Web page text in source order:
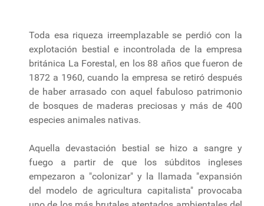
Toda esa riqueza irreemplazable se perdió con la
explotación bestial e incontrolada de la empresa
británica La Forestal, en los 88 años que fueron de
1872 a 1960, cuando la empresa se retiró después
de haber arrasado con aquel fabuloso patrimonio
de bosques de maderas preciosas y más de 400
especies animales nativas.
Aquella devastación bestial se hizo a sangre y
fuego a partir de que los súbditos ingleses
empezaron a "colonizar" y la llamada "expansión
del modelo de agricultura capitalista" provocaba